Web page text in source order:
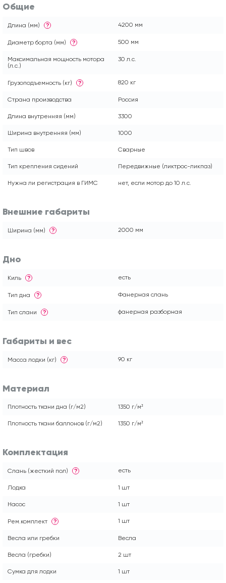
Общие
Длина (мм) ? 4200 мм
Диаметр борта (мм) ? 500 мм
Максимальная мощность мотора
(л.с.)
30 л.с.
Грузоподъемность (кг) ? 820 кг
Страна производства Россия
Длина внутренняя (мм) 3300
Ширина внутренняя (мм) 1000
Тип швов Сварные
Тип крепления сидений Передвижные (ликтрос-ликпаз)
Нужна ли регистрация в ГИМС нет, если мотор до 10 л.с.
Внешние габариты
Ширина (мм) ? 2000 мм
Дно
Киль ? есть
Тип дна ? Фанерная слань
Тип слани ? фанерная разборная
Габариты и вес
Масса лодки (кг) ? 90 кг
Материал
Плотность ткани дна (г/м2) 1350 г/м²
Плотность ткани баллонов (г/м2) 1350 г/м²
Комплектация
Слань (жесткий пол) ? есть
Лодка 1 шт
Насос 1 шт
Рем.комплект ? 1 шт
Весла или гребки Весла
Весла (гребки) 2 шт
Сумка для лодки 1 шт